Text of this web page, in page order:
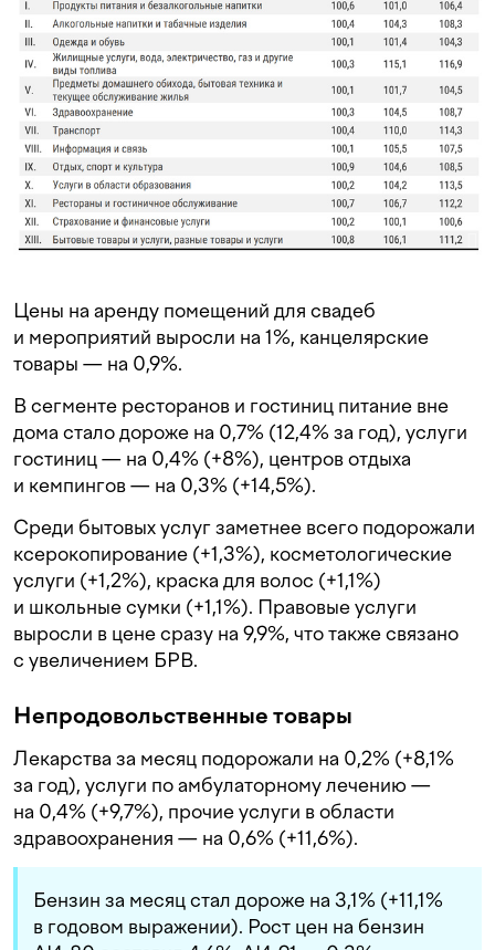
Цены на аренду помещений для свадеб
и мероприятий выросли на 1%, канцелярские
товары — на 0,9%.
В сегменте ресторанов и гостиниц питание вне
дома стало дороже на 0,7% (12,4% за год), услуги
гостиниц — на 0,4% (+8%), центров отдыха
и кемпингов — на 0,3% (+14,5%).
Среди бытовых услуг заметнее всего подорожали
ксерокопирование (+1,3%), косметологические
услуги (+1,2%), краска для волос (+1,1%)
и школьные сумки (+1,1%). Правовые услуги
выросли в цене сразу на 9,9%, что также связано
с увеличением БРВ.
Непродовольственные товары
Лекарства за месяц подорожали на 0,2% (+8,1%
за год), услуги по амбулаторному лечению —
на 0,4% (+9,7%), прочие услуги в области
здравоохранения — на 0,6% (+11,6%).
Бензин за месяц стал дороже на 3,1% (+11,1%
в годовом выражении). Рост цен на бензин